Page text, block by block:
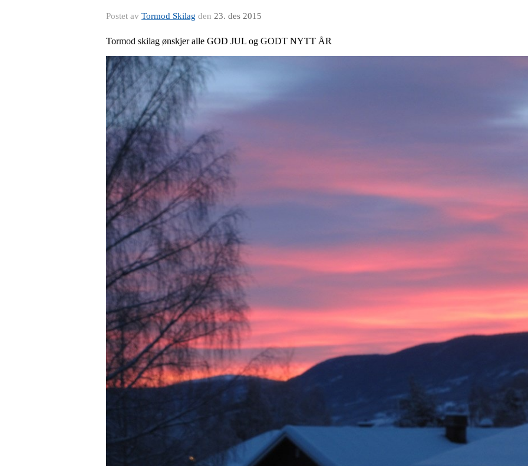
Postet av Tormod Skilag den 23. des 2015
Tormod skilag ønskjer alle GOD JUL og GODT NYTT ÅR